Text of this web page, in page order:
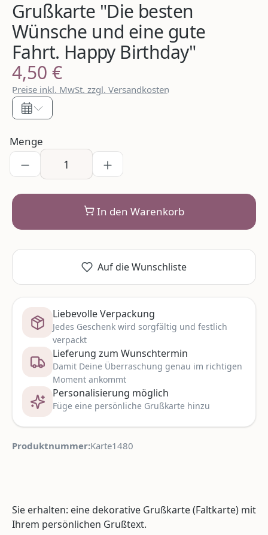
Grußkarte "Die besten
Wünsche und eine gute
Fahrt. Happy Birthday"
Regulärer Preis:
4,50 €
Preise inkl. MwSt. zzgl. Versandkosten
Menge
In den Warenkorb
Auf die Wunschliste
Liebevolle Verpackung
Jedes Geschenk wird sorgfältig und festlich
verpackt
Lieferung zum Wunschtermin
Damit Deine Überraschung genau im richtigen
Moment ankommt
Personalisierung möglich
Füge eine persönliche Grußkarte hinzu
Produktnummer:Karte1480
Sie erhalten: eine dekorative Grußkarte (Faltkarte) mit
Ihrem persönlichen Grußtext.